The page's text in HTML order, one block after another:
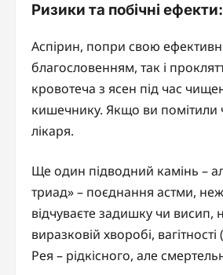
Ризики та побічні
Аспірин, попри свою
благословенням, так і
кровотеча з ясен під час
кишечнику. Якщо ви помітили
лікаря.
Ще один підводний камінь –
триад» – поєднання астми,
відчуваєте задишку чи
виразковій хворобі,
Рея – рідкісного, але